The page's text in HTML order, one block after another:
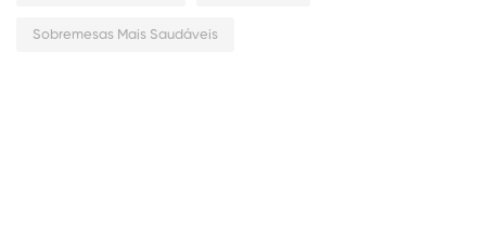
Sobremesas Mais Saudáveis